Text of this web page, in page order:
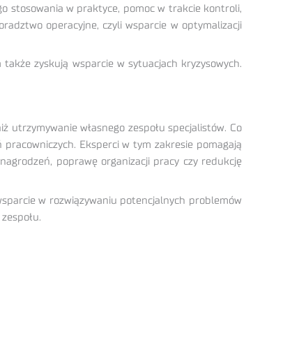
stosowania w praktyce, pomoc w trakcie kontroli,
operacyjne, czyli wsparcie w optymalizacji
zyskują wsparcie w sytuacjach kryzysowych.
utrzymywanie własnego zespołu specjalistów. Co
Eksperci w tym zakresie pomagają
poprawę organizacji pracy czy redukcję
w rozwiązywaniu potencjalnych problemów